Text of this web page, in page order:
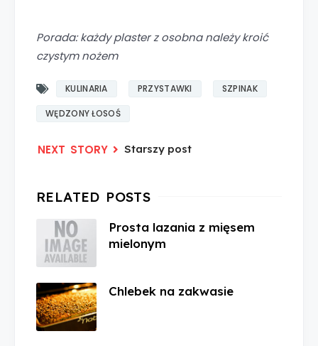
Porada: każdy plaster z osobna należy kroić
czystym nożem
KULINARIA PRZYSTAWKI SZPINAK
WĘDZONY ŁOSOŚ
Starszy post
Prosta lazania z mięsem
mielonym
Chlebek na zakwasie